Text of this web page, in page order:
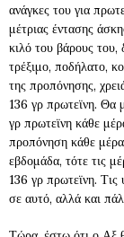
ανάγκες του για
μέτριας έντασης
κιλό του βάρους
τρέξιμο, ποδήλατο,
της προπόνησης,
136 γρ πρωτεϊνη. Θα
γρ πρωτεϊνη κάθε
προπόνηση κάθε
εβδομάδα, τότε τις
136 γρ πρωτεϊνη. Τις
σε αυτό, αλλά και